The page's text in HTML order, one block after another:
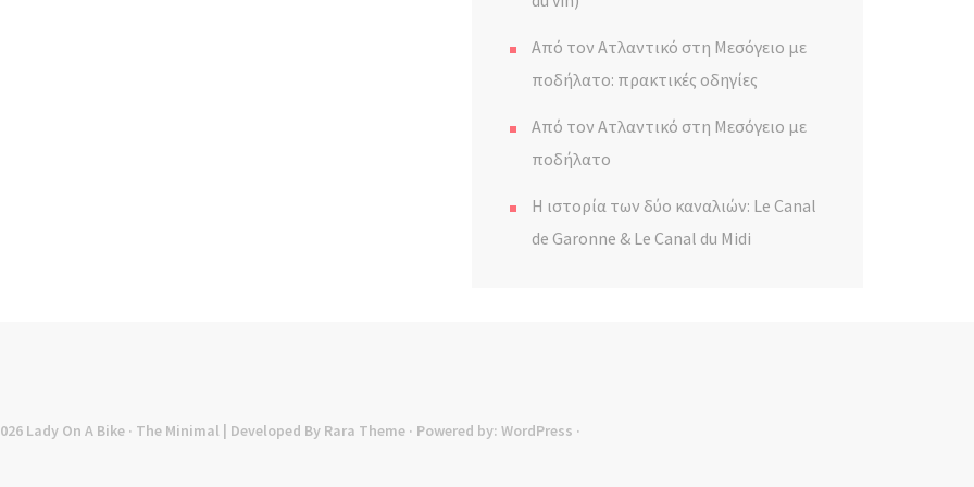
Από τον Ατλαντικό στη Μεσόγειο με
ποδήλατο: πρακτικές οδηγίες
Από τον Ατλαντικό στη Μεσόγειο με
ποδήλατο
Η ιστορία των δύο καναλιών: Le Canal
de Garonne & Le Canal du Midi
Lady On A Bike · The Minimal | Developed By Rara Theme · Powered by: WordPress ·